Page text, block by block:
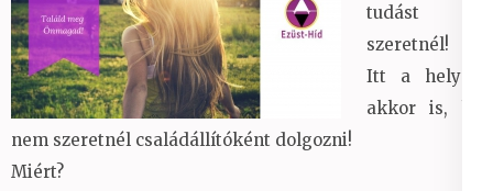
tudást
szeretnél!
Itt a helyed
akkor is, ha
nem szeretnél családállítóként dolgozni!
Miért?